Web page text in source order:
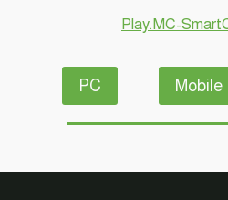
Play.MC-
Mobile
PC